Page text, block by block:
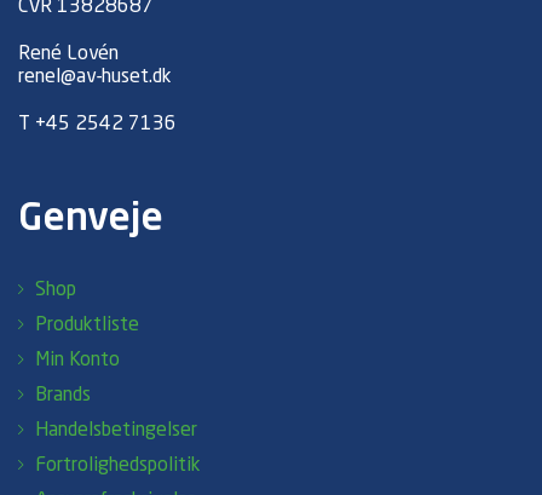
CVR 13828687
René Lovén
renel@av-huset.dk
+45 2542 7136
Genveje
Shop
Produktliste
Min Konto
Brands
Handelsbetingelser
Fortrolighedspolitik